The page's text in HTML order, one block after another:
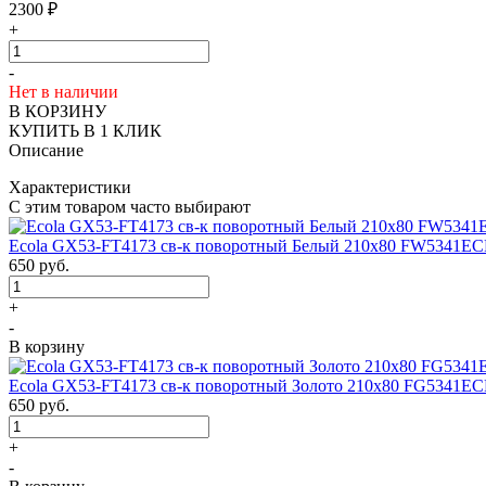
2300 ₽
+
-
Нет в наличии
В КОРЗИНУ
КУПИТЬ В 1 КЛИК
Описание
Характеристики
С этим товаром часто выбирают
Ecola GX53-FT4173 св-к поворотный Белый 210х80
650 руб.
+
-
В корзину
Ecola GX53-FT4173 св-к поворотный Золото 210х80
650 руб.
+
-